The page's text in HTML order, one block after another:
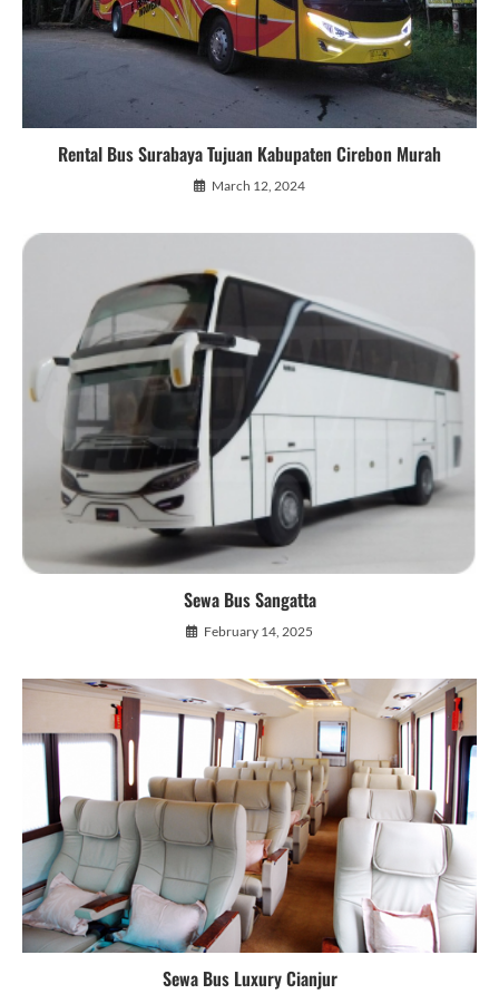
Rental Bus Surabaya Tujuan Kabupaten Cirebon Murah
March 12, 2024
Sewa Bus Sangatta
February 14, 2025
Sewa Bus Luxury Cianjur